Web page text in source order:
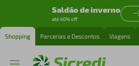
Saldão de inverno
até 40% off
Shopping Parcerias e Descontos Viagens